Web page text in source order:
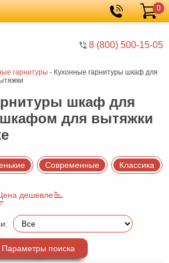
8 (800) 500-15-05
Корзина
0
гарнитуры - Кухонные гарнитуры шкаф для
шкаф для
для вытяжки
Современные Классика
дешевле
Параметры поиска